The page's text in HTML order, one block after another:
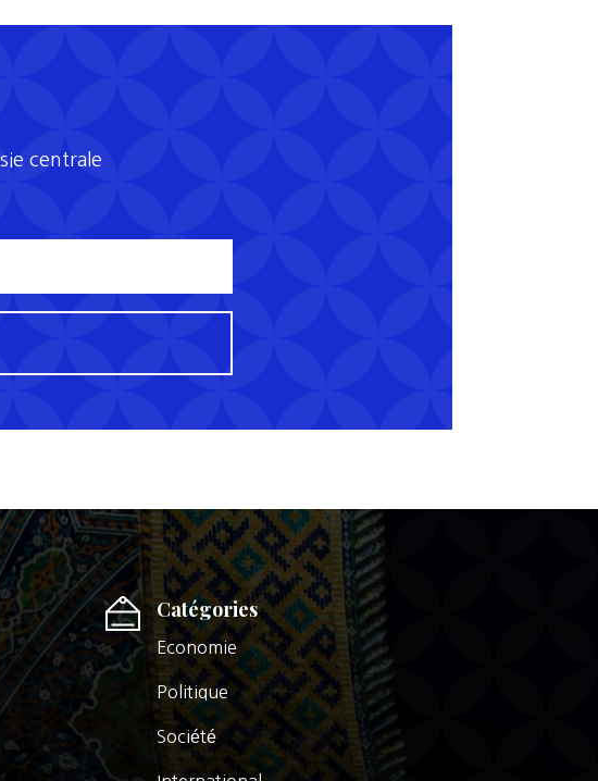
centrale
Catégories
Economie
Politique
Société